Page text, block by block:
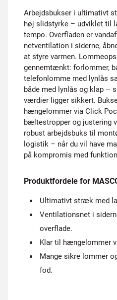
Arbejdsbukser i ultimativt
høj slidstyrke – udviklet til
tempo. Overfladen er
netventilation i siderne,
at styre varmen.
gennemtænkt: forlommer,
telefonlomme med lynlås
både med lynlås og klap –
værdier ligger sikkert.
hængelommer via Click
bæltestropper og justering
robust arbejdsbuks til
logistik – når du vil have
på kompromis med
Produktfordele for
Ultimativt stræk med
Ventilationsnet i
overflade.
Klar til hængelommer
Mange sikre lommer
fod.